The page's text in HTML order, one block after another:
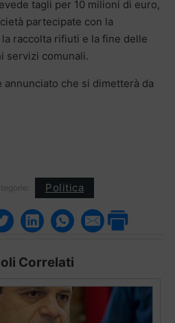
tagli per 10 milioni di euro,
partecipate con la
raccolta rifiuti e la fine delle
servizi comunali.
annunciato che si dimetterà da
Politica
Correlati